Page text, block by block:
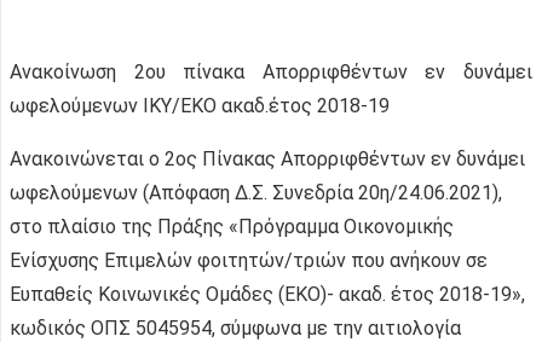
Ανακοίνωση 2ου πίνακα Απορριφθέντων εν δυνάμει
ωφελούμενων ΙΚΥ/ΕΚΟ ακαδ.έτος 2018-19
Ανακοινώνεται ο 2ος Πίνακας Απορριφθέντων εν δυνάμει
ωφελούμενων (Απόφαση Δ.Σ. Συνεδρία 20η/24.06.2021),
στο πλαίσιο της Πράξης «Πρόγραμμα Οικονομικής
Ενίσχυσης Επιμελών φοιτητών/τριών που ανήκουν σε
Ευπαθείς Κοινωνικές Ομάδες (ΕΚΟ)- ακαδ. έτος 2018-19»,
κωδικός ΟΠΣ 5045954, σύμφωνα με την αιτιολογία